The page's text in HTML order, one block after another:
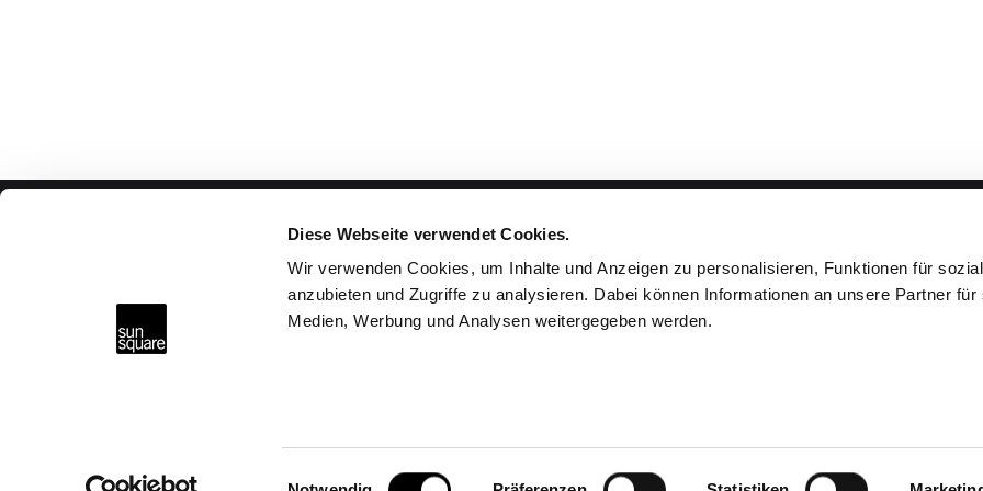
Diese Webseite verwendet Cookies.
Wir verwenden Cookies, um Inhalte und Anzeigen zu personalisieren, Funktionen für
anzubieten und Zugriffe zu analysieren. Dabei können Informationen an unsere Partner für
Medien, Werbung und Analysen weitergegeben werden.
Einwilligungsauswahl
Perché SunSquare?
Tessuti & colori